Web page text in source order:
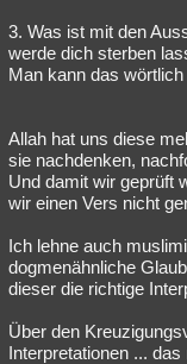
3. Was ist mit den
werde dich sterben
Man kann das
Allah hat uns diese
sie nachdenken,
Und damit wir geprüft
wir einen Vers nicht
Ich lehne auch
dogmenähnliche
dieser die richtige
Über den
Interpretationen ...